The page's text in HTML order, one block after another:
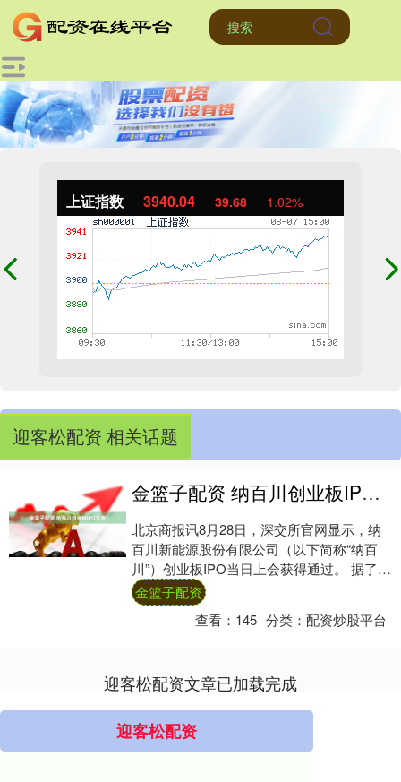
上证指数 3940.04 39.68 1.02%
迎客松配资 相关话题
金篮子配资 纳百川创业板IPO过会
北京商报讯8月28日，深交所官网显示，纳
百川新能源股份有限公司（以下简称“纳百
川”）创业板IPO当日上会获得通过。 据了
解，纳百川专注从事新能源汽车动力电池热
管....
金篮子配资
查看： 145 分类：配资炒股平台
迎客松配资文章已加载完成
迎客松配资